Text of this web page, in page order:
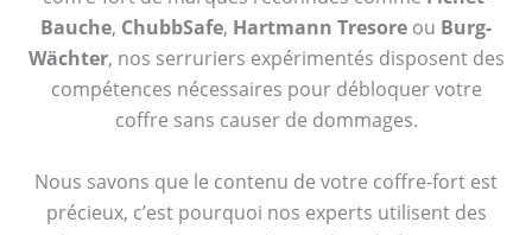
Bauche, ChubbSafe, Hartmann Tresore ou Burg-
Wächter, nos serruriers expérimentés disposent des
compétences nécessaires pour débloquer votre
coffre sans causer de dommages.
Nous savons que le contenu de votre coffre-fort est
précieux, c’est pourquoi nos experts utilisent des